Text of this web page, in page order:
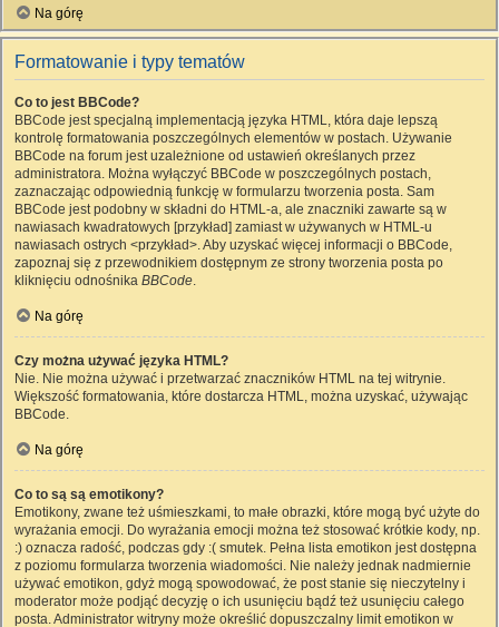
Na górę
Formatowanie i typy tematów
Co to jest BBCode?
BBCode jest specjalną implementacją języka HTML, która daje lepszą
kontrolę formatowania poszczególnych elementów w postach. Używanie
BBCode na forum jest uzależnione od ustawień określanych przez
administratora. Można wyłączyć BBCode w poszczególnych postach,
zaznaczając odpowiednią funkcję w formularzu tworzenia posta. Sam
BBCode jest podobny w składni do HTML-a, ale znaczniki zawarte są w
nawiasach kwadratowych [przykład] zamiast w używanych w HTML-u
nawiasach ostrych <przykład>. Aby uzyskać więcej informacji o BBCode,
zapoznaj się z przewodnikiem dostępnym ze strony tworzenia posta po
kliknięciu odnośnika BBCode.
Na górę
Czy można używać języka HTML?
Nie. Nie można używać i przetwarzać znaczników HTML na tej witrynie.
Większość formatowania, które dostarcza HTML, można uzyskać, używając
BBCode.
Na górę
Co to są są emotikony?
Emotikony, zwane też uśmieszkami, to małe obrazki, które mogą być użyte do
wyrażania emocji. Do wyrażania emocji można też stosować krótkie kody, np.
:) oznacza radość, podczas gdy :( smutek. Pełna lista emotikon jest dostępna
z poziomu formularza tworzenia wiadomości. Nie należy jednak nadmiernie
używać emotikon, gdyż mogą spowodować, że post stanie się nieczytelny i
moderator może podjąć decyzję o ich usunięciu bądź też usunięciu całego
posta. Administrator witryny może określić dopuszczalny limit emotikon w